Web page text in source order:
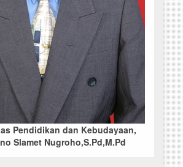
Pendidikan dan Kebudayaan,
Slamet Nugroho,S.Pd,M.Pd